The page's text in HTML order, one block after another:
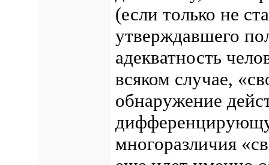
(если только не
утверждавшего
адекватность
всяком случае,
обнаружение
многоразличия